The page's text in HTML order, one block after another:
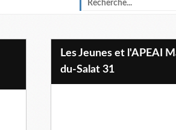
Les Jeunes et l'APEAI Mazères-
du-Salat 31